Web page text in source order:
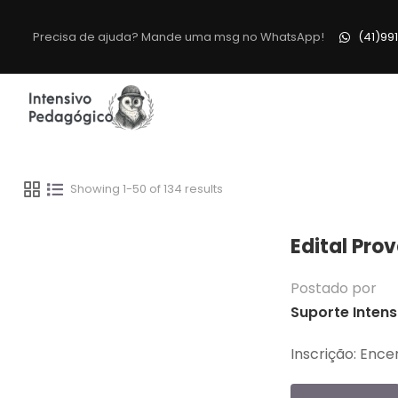
Precisa de ajuda? Mande uma msg no WhatsApp!
Showing 1-50 of 134 results
Edital
Postado por
Suporte
Inscrição: